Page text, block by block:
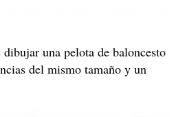
una pelota de baloncesto
del mismo tamaño y un